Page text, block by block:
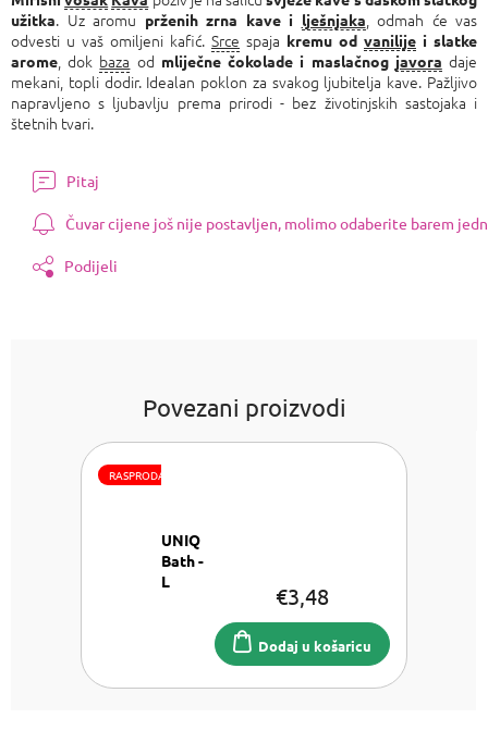
užitka. Uz aromu prženih zrna kave i lješnjaka , odmah će vas
odvesti u vaš omiljeni kafić. Srce spaja kremu od vanilije i slatke
arome , dok baza od mliječne čokolade i maslačnog javora daje
mekani, topli dodir. Idealan poklon za svakog ljubitelja kave. Pažljivo
napravljeno s ljubavlju prema prirodi - bez životinjskih sastojaka i
štetnih tvari.
Pitaj
Čuvar cijene još nije postavljen, molimo odaberite barem
Podijeli
Povezani proizvodi
RASPRODAJA
UNIQ
Bath -
L
Mrtvog
€3,48
Dodaj u košaricu